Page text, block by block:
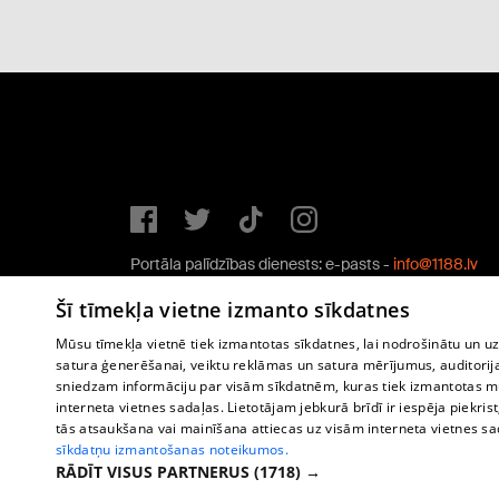
Portāla palīdzības dienests: e-pasts - info@1188.lv
Copyright © 2004-2026 SIA HELIO MEDIA.
Šī tīmekļa vietne izmanto sīkdatnes
Mūsu tīmekļa vietnē tiek izmantotas sīkdatnes, lai nodrošinātu un
satura ģenerēšanai, veiktu reklāmas un satura mērījumus,
sniedzam informāciju par visām sīkdatnēm, kuras tiek izmantotas
interneta vietnes sadaļas. Lietotājam jebkurā brīdī ir iespēja
tās atsaukšana vai mainīšana attiecas uz visām interneta vietnes
sīkdatņu izmantošanas noteikumos.
RĀDĪT VISUS PARTNERUS (1718) →